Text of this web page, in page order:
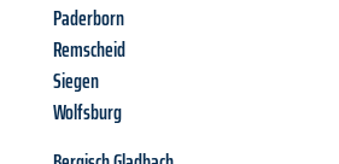
Paderborn
Remscheid
Siegen
Wolfsburg